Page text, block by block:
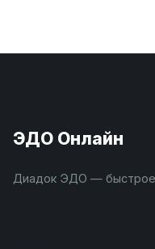
ЭДО Онлайн
Диадок ЭДО — быстрое